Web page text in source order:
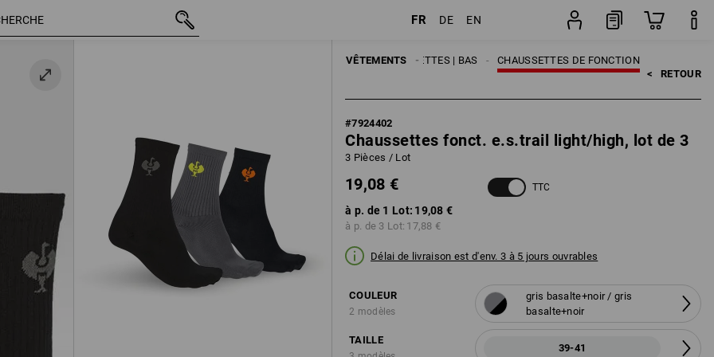
FR DE EN
VÊTEMENTS CHAUSSETTES DE FONCTION
CHAUSSETTES | BAS
HOMMES
< RETOUR
#7924402
Chaussettes fonct. e.s.trail light/high, lot de 3
3 Pièces / Lot
19,08 € TTC
à p. de 1 Lot: 19,08 €
à p. de 3 Lot: 17,88 €
Délai de livraison est d'env. 3 à 5 jours ouvrables
COULEUR
2 modèles
gris basalte+noir / gris
basalte+noir
TAILLE
39-41
39-41
TTC